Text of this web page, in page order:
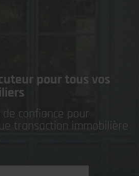
pour tous vos
confiance pour
transaction immobilière